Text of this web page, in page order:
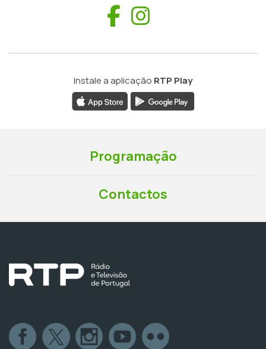
Facebook
Instale a aplicação RTP Play
Programação
Contactos